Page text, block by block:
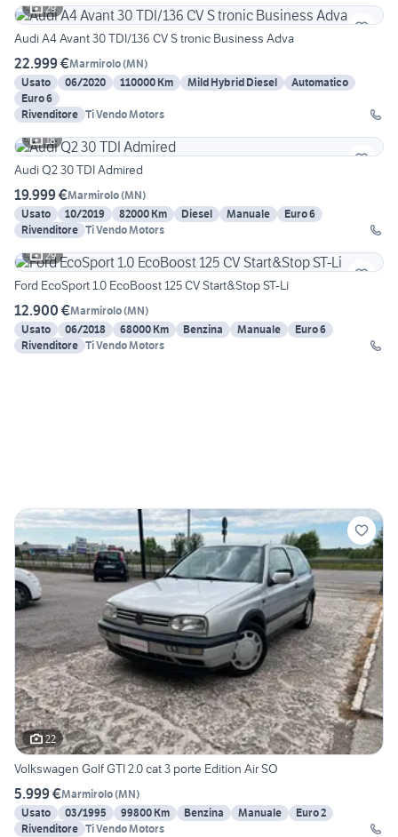
29
Audi A4 Avant 30 TDI/136 CV S tronic Business Adva
22.999 €Marmirolo(MN)
Usato
06/2020 110000 Km Mild Hybrid Diesel
Automatico
Euro 6
Rivenditore Ti Vendo Motors
18
Audi Q2 30 TDI Admired
19.999 €Marmirolo(MN)
Usato
10/2019 82000 Km Diesel Manuale
Euro 6
Rivenditore Ti Vendo Motors
29
Ford EcoSport 1.0 EcoBoost 125 CV Start&Stop ST-Li
12.900 €Marmirolo(MN)
Usato
06/2018 68000 Km Benzina Manuale
Euro 6
Rivenditore Ti Vendo Motors
22
Volkswagen Golf GTI 2.0 cat 3 porte Edition Air SO
5.999 €Marmirolo(MN)
Usato
03/1995 99800 Km Benzina Manuale
Euro 2
Rivenditore Ti Vendo Motors